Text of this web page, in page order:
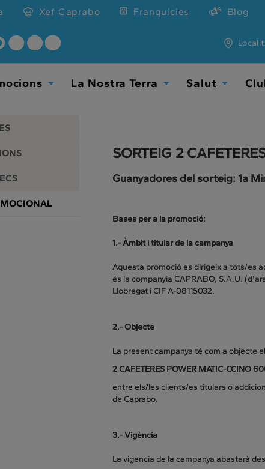
Xef Caprabo Franquícies Blog
La Nostra Terra Salut
SORTEIG 2
Guanyadores del sorteig: 1a
Bases per a la promoció:
1.- Àmbit i titular de la campanya
Aquesta promoció es dirigeix a tots/es
és la companyia CAPRABO, S.A.U.
Llobregat i CIF A-08115032.
2.- Objecte
La present campanya té com a objecte
2CAFETERES POWER MATIC-CCINO
entre els/les clients/es titulars o
de Caprabo.
3.- Vigència
La vigència de la campanya abastarà